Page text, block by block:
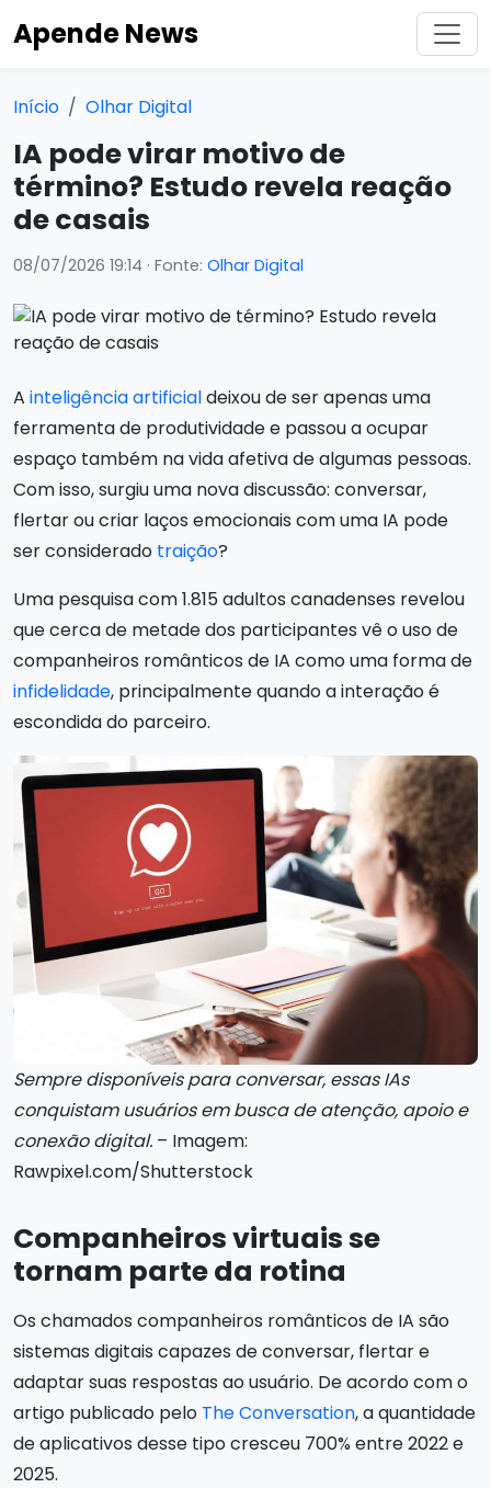
Apende News
Início Olhar Digital
IA pode virar motivo de
término? Estudo revela reação
de casais
08/07/2026 19:14 · Fonte: Olhar Digital
A inteligência artificialdeixou de ser apenas uma
ferramenta de produtividade e passou a ocupar
espaço também na vida afetiva de algumas pessoas.
Com isso, surgiu uma nova discussão: conversar,
flertar ou criar laços emocionais com uma IA pode
ser considerado traição?
Uma pesquisa com 1.815 adultos canadenses revelou
que cerca de metade dos participantes vê o uso de
companheiros românticos de IA como uma forma de
infidelidade, principalmente quando a interação é
escondida do parceiro.
Sempre disponíveis para conversar, essas IAs
conquistam usuários em busca de atenção, apoio e
conexão digital. – Imagem:
Rawpixel.com/Shutterstock
Companheiros virtuais se
tornam parte da rotina
Os chamados companheiros românticos de IA são
sistemas digitais capazes de conversar, flertar e
adaptar suas respostas ao usuário. De acordo com o
artigo publicado pelo The Conversation, a quantidade
de aplicativos desse tipo cresceu 700% entre 2022 e
2025.